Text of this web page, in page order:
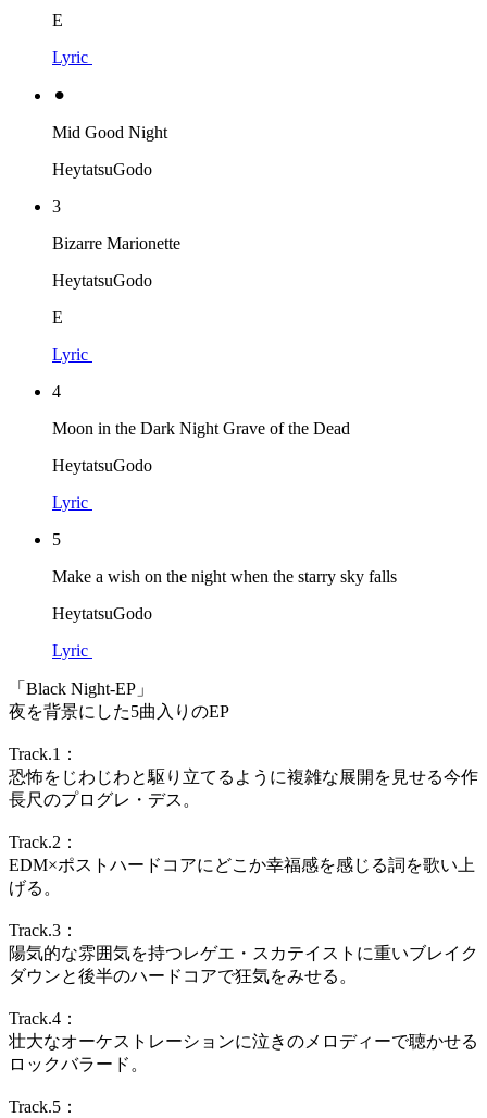
E
Lyric
⚫︎
Mid Good Night
HeytatsuGodo
3
Bizarre Marionette
HeytatsuGodo
E
Lyric
4
Moon in the Dark Night Grave of the Dead
HeytatsuGodo
Lyric
5
Make a wish on the night when the starry sky falls
HeytatsuGodo
Lyric
「Black Night-EP」
夜を背景にした5曲入りのEP
Track.1：
恐怖をじわじわと駆り立てるように複雑な展開を見せる今作
長尺のプログレ・デス。
Track.2：
EDM×ポストハードコアにどこか幸福感を感じる詞を歌い上
げる。
Track.3：
陽気的な雰囲気を持つレゲエ・スカテイストに重いブレイク
ダウンと後半のハードコアで狂気をみせる。
Track.4：
壮大なオーケストレーションに泣きのメロディーで聴かせる
ロックバラード。
Track.5：